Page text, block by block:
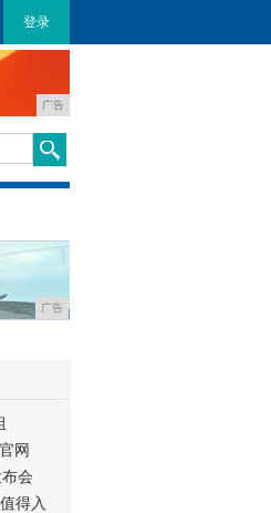
登录
广告
广告
网
会
得入